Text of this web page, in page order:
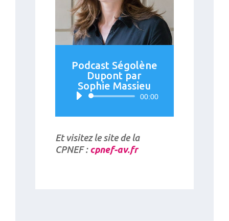
Podcast Ségolène
Dupont par
Sophie Massieu
Lecteur00:00
Et visitez le site de la
CPNEF : cpnef-av.fr